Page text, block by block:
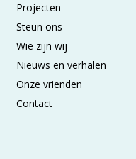
Projecten
Steun ons
Wie zijn wij
Nieuws en verhalen
Onze vrienden
Contact